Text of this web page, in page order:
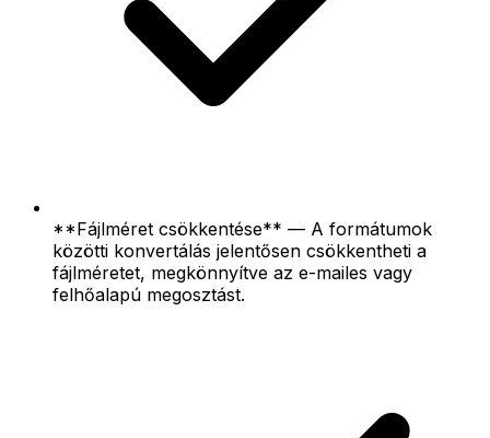
**Fájlméret csökkentése** — A formátumok
közötti konvertálás jelentősen csökkentheti a
fájlméretet, megkönnyítve az e-mailes vagy
felhőalapú megosztást.